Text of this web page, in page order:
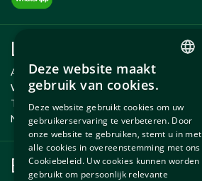
Links
Anlässe
Wartung und Reparatur
Temporäre Fahrzeug
Neue und gebrauchte erzsatzteile
Ersatzteile
Deze website maakt
gebruik van cookies.
Deze website gebruikt cookies om uw
gebruikerservaring te verbeteren. Door
onze website te gebruiken, stemt u in met
alle cookies in overeenstemming met ons
Cookiebeleid. Uw cookies kunnen worden
gebruikt om persoonlijk relevante